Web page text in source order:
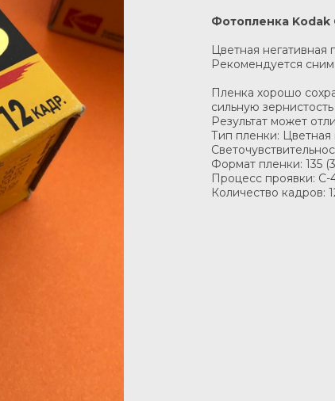
Фотопленка Kodak
Цветная негативная
Рекомендуется
Пленка хорошо
сильную зернистость
Результат может
Тип пленки: Цветная
Формат пленки: 135
Процесс проявки: C-
Количество кадров: